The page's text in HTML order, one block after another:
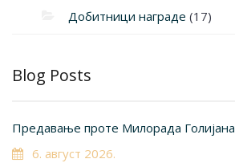
Добитници награде (17)
Blog Posts
Предавање проте Милорада Голијана
6. август 2026.